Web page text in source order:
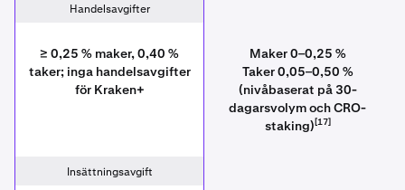
Handelsavgifter
≥ 0,25 % maker, 0,40 %
taker; inga handelsavgifter
för Kraken+
Maker 0–0,25 %
Taker 0,05–0,50 %
(nivåbaserat på 30-
dagarsvolym och CRO-
staking)[17]
Insättningsavgift